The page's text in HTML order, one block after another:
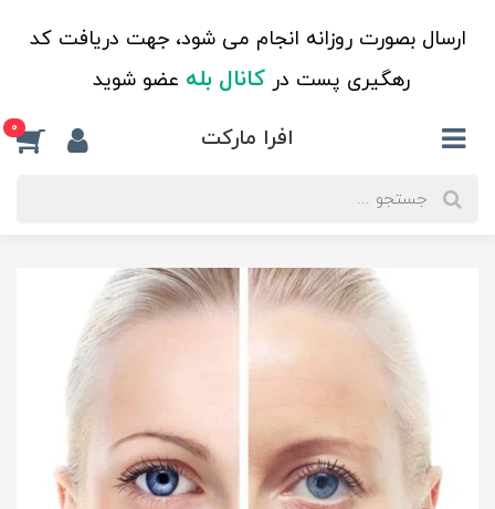
ارسال بصورت روزانه انجام می شود، جهت دریافت کد
رهگیری پست درکانال بله عضو شوید
افرا مارکت 0